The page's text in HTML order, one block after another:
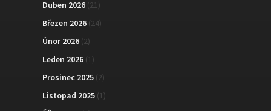
Duben 2026 (21)
Březen 2026 (24)
Únor 2026 (2)
Leden 2026 (1)
Prosinec 2025 (2)
Listopad 2025 (1)